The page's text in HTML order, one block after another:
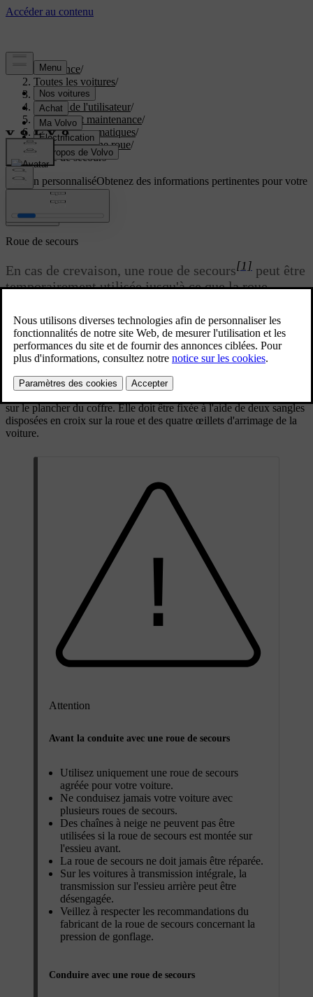
Assistance/
Toutes les voitures/
EC40 2027/
Manuel de l'utilisateur/
Entretien et maintenance/
Roues et pneumatiques/
Remplacer une roue/
Roue de secours
Soutien personnaliséObtenez des informations pertinentes pour votre
voiture.
Connexion
Mis à jour 13/10/2025
Roue de secours
En cas de crevaison, une roue de secours[1] peut être
temporairement utilisée jusqu'à ce que la roue
La roue de secours est conçue uniquement pour un usage
temporaire. Il convient de remplacer dès que possible la roue de
secours par une roue ordinaire.
sur le plancher du coffre. Elle doit être fixée à l'aide de deux sangles
disposées en croix sur la roue et des quatre œillets d'arrimage de la
voiture.
Attention
Avant la conduite avec une roue de secours
Utilisez uniquement une roue de secours
agréée pour votre voiture.
Ne conduisez jamais votre voiture avec
plusieurs roues de secours.
Des chaînes à neige ne peuvent pas être
utilisées si la roue de secours est montée sur
l'essieu avant.
La roue de secours ne doit jamais être réparée.
Sur les voitures à transmission intégrale, la
transmission sur l'essieu arrière peut être
désengagée.
Veillez à respecter les recommandations du
fabricant de la roue de secours concernant la
pression de gonflage.
Conduire avec une roue de secours